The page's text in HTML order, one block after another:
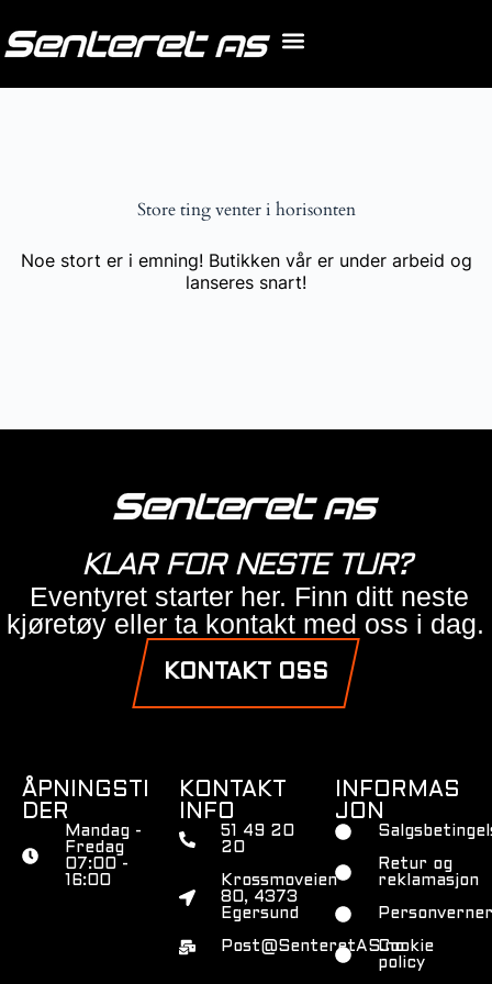
Store ting venter i horisonten
Noe stort er i emning! Butikken vår er under arbeid og
lanseres snart!
KLAR FOR NESTE TUR?
Eventyret starter her. Finn ditt neste
kjøretøy eller ta kontakt med oss i dag.
KONTAKT OSS
ÅPNINGSTI
DER
Mandag -
Fredag
07:00 -
16:00
KONTAKT
INFO
51 49 20
20
Krossmoveien
80, 4373
Egersund
Post@SenteretAS.no
INFORMAS
JON
Retur og
reklamasjon
Cookie
policy